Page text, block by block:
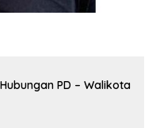
PD – Walikota